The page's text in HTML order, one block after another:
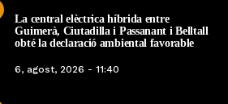
La central elèctrica híbrida entre
Guimerà, Ciutadilla i Passanant i Belltall
obté la declaració ambiental favorable
6, agost, 2026 - 11:40